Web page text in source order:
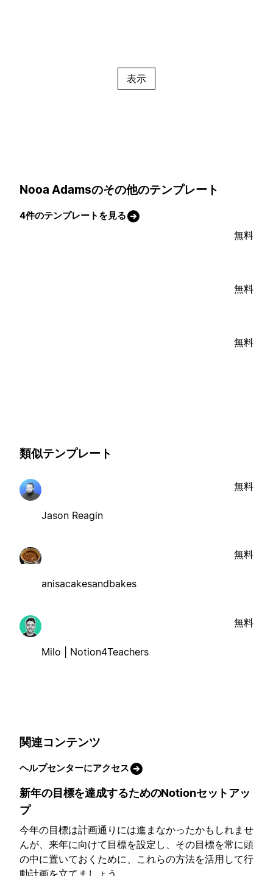
表示
Nooa Adamsのその他のテンプレート
4件のテンプレートを見る
無料
無料
無料
類似テンプレート
Jason Reagin
無料
anisacakesandbakes
無料
Milo | Notion4Teachers
無料
関連コンテンツ
ヘルプセンターにアクセス
新年の目標を達成するためのNotionセットアッ
プ
今年の目標は計画通りには進まなかったかもしれませ
んが、来年に向けて目標を設定し、その目標を常に頭
の中に置いておくために、これらの方法を活用して行